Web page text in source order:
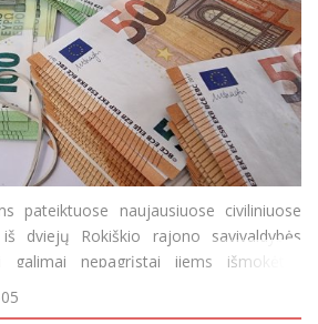
pateiktuose naujausiuose civiliniuose
dviejų Rokiškio rajono savivaldybės
nepagrįstai jiems išmokėtas
prokuratūros prokuroras,